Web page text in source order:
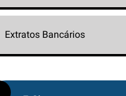
Extratos Bancários